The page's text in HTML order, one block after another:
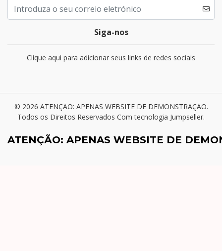
Siga-nos
Clique aqui para adicionar seus links de redes sociais
© 2026 ATENÇÃO: APENAS WEBSITE DE DEMONSTRAÇÃO.
Todos os Direitos Reservados Com tecnologia Jumpseller.
ATENÇÃO: APENAS WEBSITE DE